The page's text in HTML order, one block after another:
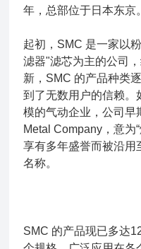
年，总部位于日本东京。
起初，SMC 是一家以
滤器"滤芯为主的公司
新，SMC 的产品种类
到了无数用户的信赖。
模的气动企业，公司早
Metal Company，意为
享有多年盛誉而被沿用
名称。
SMC 的产品现已多达